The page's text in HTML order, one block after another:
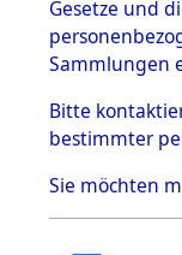
5.
5.3
5.3.1
zu
en
5.3.2
Gesetze und
Sammlungen
Bitte
bestimmter
Sie möchten